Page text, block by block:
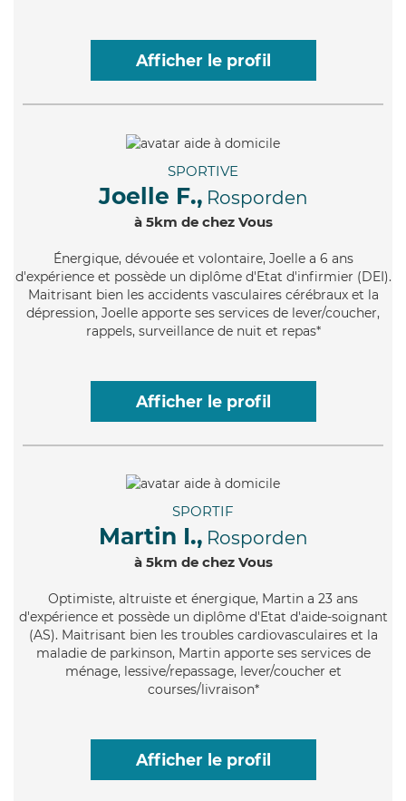
Afficher le profil
SPORTIVE
Joelle F., Rosporden
à 5km de chez Vous
Énergique, dévouée et volontaire, Joelle a 6 ans
d'expérience et possède un diplôme d'Etat d'infirmier (DEI).
Maitrisant bien les accidents vasculaires cérébraux et la
dépression, Joelle apporte ses services de lever/coucher,
rappels, surveillance de nuit et repas*
Afficher le profil
SPORTIF
Martin I., Rosporden
à 5km de chez Vous
Optimiste, altruiste et énergique, Martin a 23 ans
d'expérience et possède un diplôme d'Etat d'aide-soignant
(AS). Maitrisant bien les troubles cardiovasculaires et la
maladie de parkinson, Martin apporte ses services de
ménage, lessive/repassage, lever/coucher et
courses/livraison*
Afficher le profil